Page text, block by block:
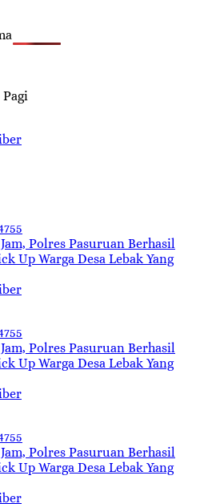
Polres Pasuruan Berhasil
Up Warga Desa Lebak Yang
Polres Pasuruan Berhasil
Up Warga Desa Lebak Yang
Polres Pasuruan Berhasil
Up Warga Desa Lebak Yang